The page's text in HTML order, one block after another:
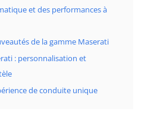
et des performances à
de la gamme Maserati
: personnalisation et
de conduite unique